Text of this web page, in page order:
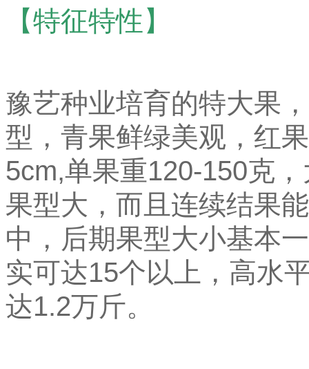
【特征特性】
豫艺种业培育的特大果
型，青果鲜绿美观，红
5cm,单果重120-150克
果型大，而且连续结果
中，后期果型大小基本
实可达15个以上，高水
达1.2万斤。